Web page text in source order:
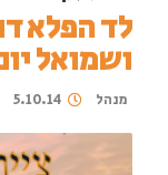
לד הפלא
ושמואל
מנהל 5.10.14